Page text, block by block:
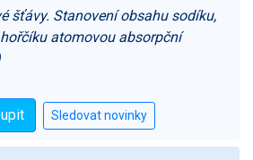
šťávy. Stanovení obsahu sodíku,
atomovou absorpční